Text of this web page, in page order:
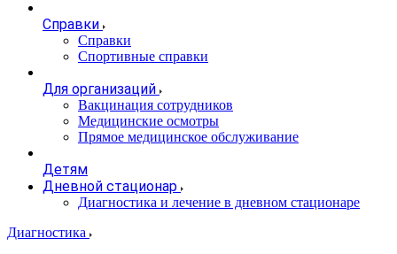
Справки
Справки
Спортивные справки
Для организаций
Вакцинация сотрудников
Медицинские осмотры
Прямое медицинское обслуживание
Детям
Дневной стационар
Диагностика и лечение в дневном стационаре
Диагностика